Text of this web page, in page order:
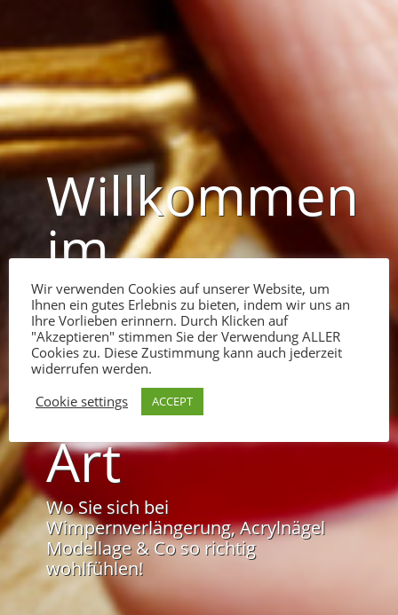
Willkommen
im
Nagelstudio
der
anderen
Art
Wo Sie sich bei
Wimpernverlängerung, Acrylnägel
Modellage & Co so richtig
wohlfühlen!
Wir verwenden Cookies auf unserer Website, um
Ihnen ein gutes Erlebnis zu bieten, indem wir uns an
Ihre Vorlieben erinnern. Durch Klicken auf
"Akzeptieren" stimmen Sie der Verwendung ALLER
Cookies zu. Diese Zustimmung kann auch jederzeit
widerrufen werden.
Cookie settings
ACCEPT